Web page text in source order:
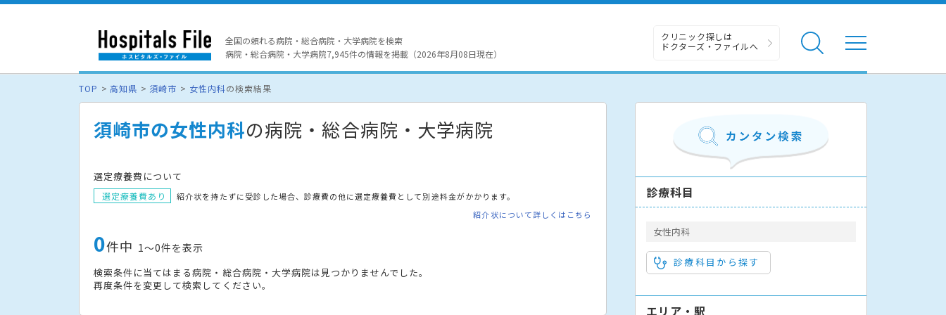
全国の頼れる病院・総合病院・大学病院を検索
病院・総合病院・大学病院7,945件の情報を掲載（2026年8月08日現在）
クリニック探しは
ドクターズ・ファイルへ
TOP 高知県 須崎市 女性内科の検索結果
須崎市の女性内科の病院・総合病院・大学病院
選定療養費について
選定療養費あり
紹介状を持たずに受診した場合、診療費の他に選定療養費として別途料金がかかります。
紹介状について詳しくはこちら
0件中 1〜0件を表示
検索条件に当てはまる病院・総合病院・大学病院は見つかりませんでした。
再度条件を変更して検索してください。
診療科目
女性内科
診療科目から探す
エリア・駅